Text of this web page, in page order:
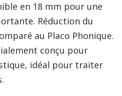
en 18 mm pour une
Réduction du
au Placo Phonique.
conçu pour
idéal pour traiter